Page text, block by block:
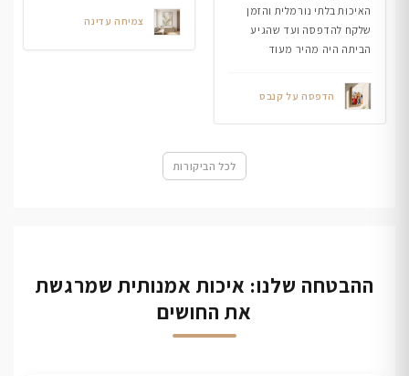
האיכות בלתי נורמלית והזמן
שלקח להדפסה ועד שהגיע
הביתה היה מהיר מעוד
הדפסה על קנבס
צמיחה עדינה
לכל הביקורות
ההבטחה שלנו: איכות אמנותית שמרגשת
את החושים